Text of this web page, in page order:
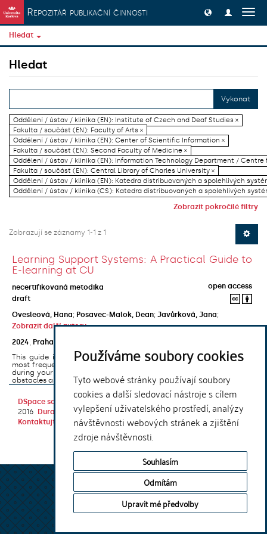
Používáme soubory cookies
Tyto webové stránky používají soubory
cookies a další sledovací nástroje s cílem
vylepšení uživatelského prostředí, analýzy
návštěvnosti webových stránek a zjištění
zdroje návštěvnosti.
Souhlasím
Odmítám
Upravit mé předvolby
Přeskočit na obsah
Repozitář publikační činnosti
Hledat
Hledat
Vykonat
Oddělení / ústav / klinika (EN): Institute of Czech and Deaf Studies ×
Fakulta / součást (EN): Faculty of Arts ×
Oddělení / ústav / klinika (EN): Center of Scientific Information ×
Fakulta / součást (EN): Second Faculty of Medicine ×
Oddělení / ústav / klinika (EN): Information Technology Department / Centre
Fakulta / součást (EN): Central Library of Charles University ×
Oddělení / ústav / klinika (EN): Katedra distribuovaných a spolehlivých
Oddělení / ústav / klinika (CS): Katedra distribuovaných a spolehlivých
Zobrazit pokročilé filtry
Zobrazují se záznamy 1-1 z 1
Learning Support Systems: A Practical Guide to
E-learning at CU
necertifikovaná metodika
open access
draft
Ovesleová, Hana; Posavec-Malok, Dean; Javůrková, Jana;
Zobrazit další autory
2024
Praha
This guide introduces the e-learning support tools that are used
most frequently at Charles University and that you may encounter
during your studies. It will also help you to avoid the most common
obstacles associated ...
DSpace software
2016
DuraSpace
Kontaktujte nás |Vyjádření názoru
Theme by